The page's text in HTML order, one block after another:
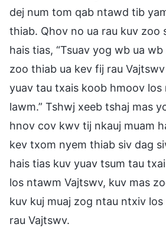
dej num tom qab ntawd tib
thiab. Qhov no ua rau kuv zoo
hais tias, “Tsuav yog wb ua
zoo thiab ua kev fij rau
yuav tau txais koob hmoov
lawm.” Tshwj xeeb tshaj mas
hnov cov kwv tij nkauj muam
kev txom nyem thiab siv dag
hais tias kuv yuav tsum tau
los ntawm Vajtswv, kuv mas
kuv kuj muaj zog ntau ntxiv los
rau Vajtswv.